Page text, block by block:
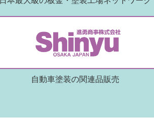
自動車塗装の関連品販売